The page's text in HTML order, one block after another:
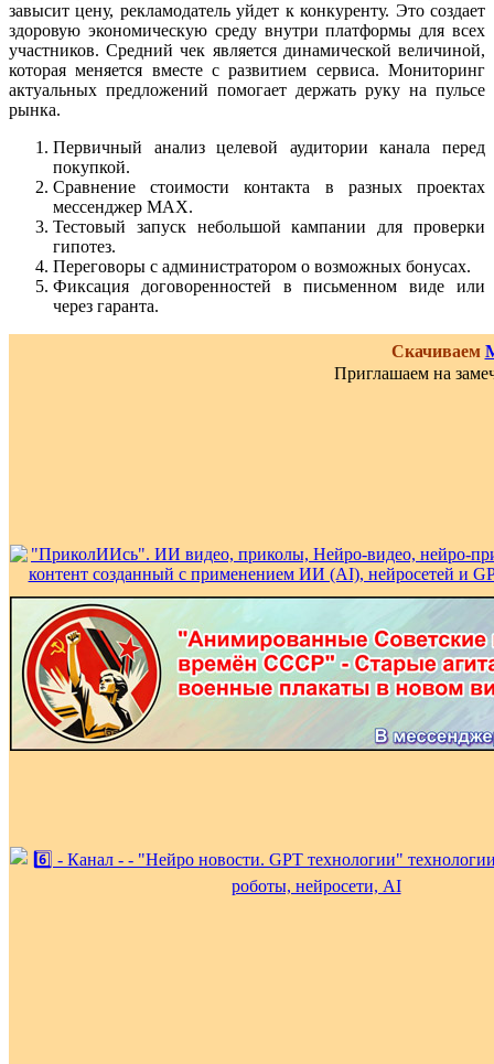
завысит цену, рекламодатель уйдет к конкуренту. Это создает
здоровую экономическую среду внутри платформы для всех
участников. Средний чек является динамической величиной,
которая меняется вместе с развитием сервиса. Мониторинг
актуальных предложений помогает держать руку на пульсе
рынка.
Первичный анализ целевой аудитории канала перед
покупкой.
Сравнение стоимости контакта в разных проектах
мессенджер MAX.
Тестовый запуск небольшой кампании для проверки
гипотез.
Переговоры с администратором о возможных бонусах.
Фиксация договоренностей в письменном виде или
через гаранта.
Скачиваем
Приглашаем на